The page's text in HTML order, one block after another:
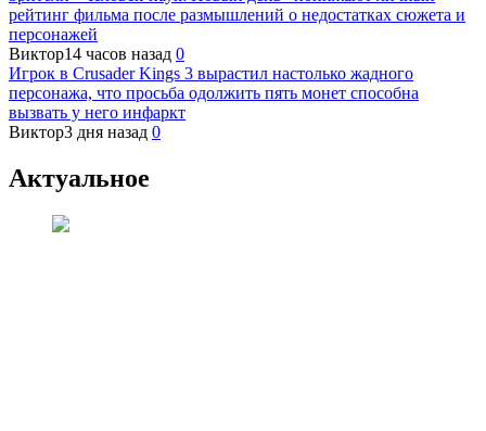
рейтинг фильма после размышлений о недостатках сюжета и
персонажей
Виктор14 часов назад 0
Игрок в Crusader Kings 3 вырастил настолько жадного
персонажа, что просьба одолжить пять монет способна
вызвать у него инфаркт
Виктор3 дня назад 0
Актуальное